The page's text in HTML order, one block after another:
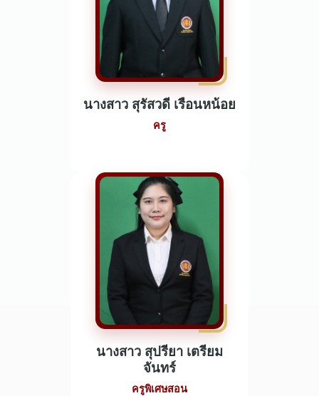
นางสาว สุรัสวดี เรือนหน้อย
ครู
นางสาว สุปรียา เตรียม
จันทร์
ครูพิเศษสอน